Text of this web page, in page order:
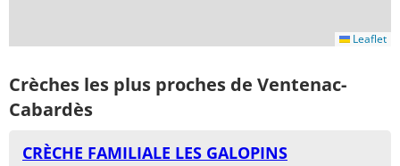
Leaflet
Crèches les plus proches de Ventenac-
Cabardès
CRÈCHE FAMILIALE LES GALOPINS